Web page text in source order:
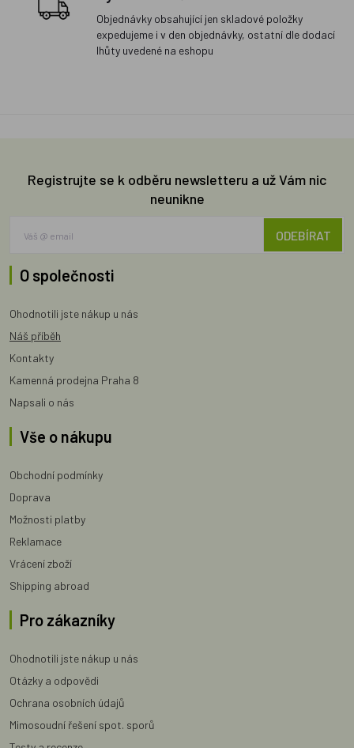
Objednávky obsahující jen skladové položky
expedujeme i v den objednávky, ostatní dle dodací
lhůty uvedené na eshopu
Registrujte se k odběru newsletteru a už Vám nic
neunikne
ODEBÍRAT
O společnosti
Ohodnotili jste nákup u nás
Náš příběh
Kontakty
Kamenná prodejna Praha 8
Napsali o nás
Vše o nákupu
Obchodní podmínky
Doprava
Možnosti platby
Reklamace
Vrácení zboží
Shipping abroad
Pro zákazníky
Ohodnotili jste nákup u nás
Otázky a odpovědi
Ochrana osobních údajů
Mimosoudní řešení spot. sporů